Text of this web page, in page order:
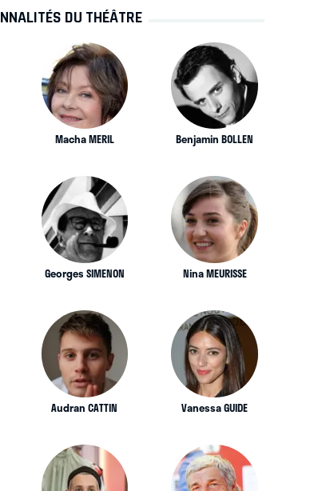
DU THÉÂTRE
Macha MERIL Benjamin BOLLEN
Georges SIMENON Nina MEURISSE
Audran CATTIN Vanessa GUIDE